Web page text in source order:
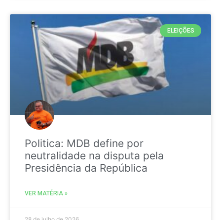
ELEIÇÕES
Politica: MDB define por
neutralidade na disputa pela
Presidência da República
VER MATÉRIA »